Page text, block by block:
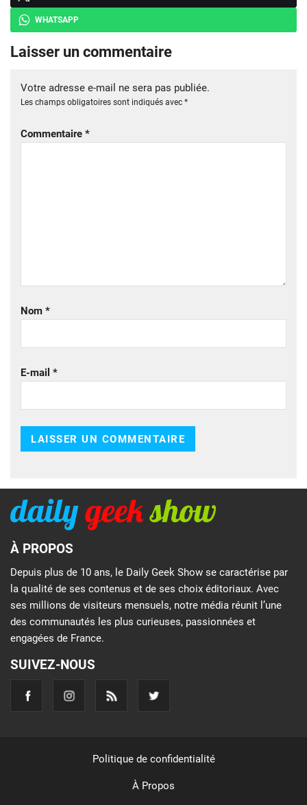
WHATSAPP
Laisser un commentaire
Votre adresse e-mail ne sera pas publiée.
Les champs obligatoires sont indiqués avec *
Commentaire *
Nom *
E-mail *
À PROPOS
Depuis plus de 10 ans, le Daily Geek Show se caractérise par
la qualité de ses contenus et de ses choix éditoriaux. Avec
ses millions de visiteurs mensuels, notre média réunit l’une
des communautés les plus curieuses, passionnées et
engagées de France.
SUIVEZ-NOUS
Politique de confidentialité
À Propos